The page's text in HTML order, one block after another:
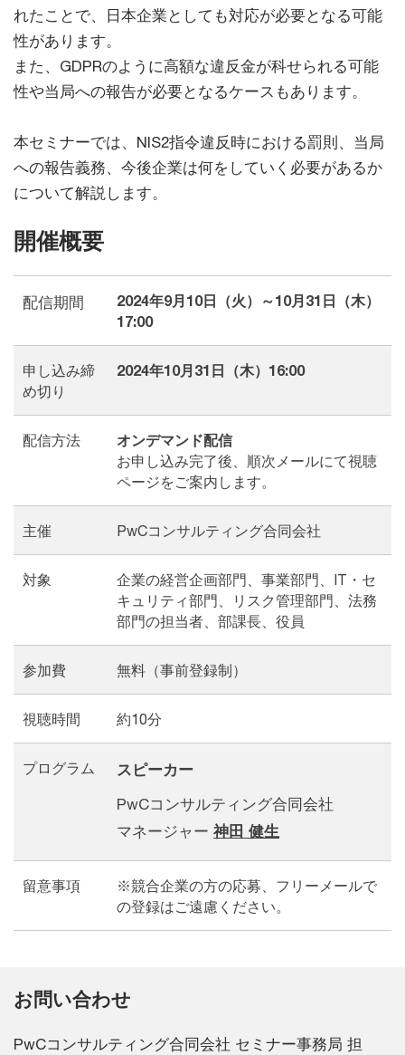
れたことで、日本企業としても対応が必要となる可能
性があります。
また、GDPRのように高額な違反金が科せられる可能
性や当局への報告が必要となるケースもあります。
本セミナーでは、NIS2指令違反時における罰則、当局
への報告義務、今後企業は何をしていく必要があるか
について解説します。
開催概要
配信期間
2024年9月10日（火）～10月31日（木）
17:00
申し込み締
め切り
2024年10月31日（木）16:00
配信方法
オンデマンド配信
お申し込み完了後、順次メールにて視聴
ページをご案内します。
主催 PwCコンサルティング合同会社
対象
企業の経営企画部門、事業部門、IT・セ
キュリティ部門、リスク管理部門、法務
部門の担当者、部課長、役員
参加費 無料（事前登録制）
視聴時間 約10分
プログラム
スピーカー
PwCコンサルティング合同会社
マネージャー 神田 健生
留意事項
※競合企業の方の応募、フリーメールで
の登録はご遠慮ください。
お問い合わせ
PwCコンサルティング合同会社 セミナー事務局 担